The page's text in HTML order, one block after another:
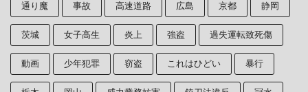
通り魔 事故 高速道路 広島 京都 静岡
茨城 女子高生 炎上 強盗 過失運転致死傷
動画 少年犯罪 窃盗 これはひどい 暴行